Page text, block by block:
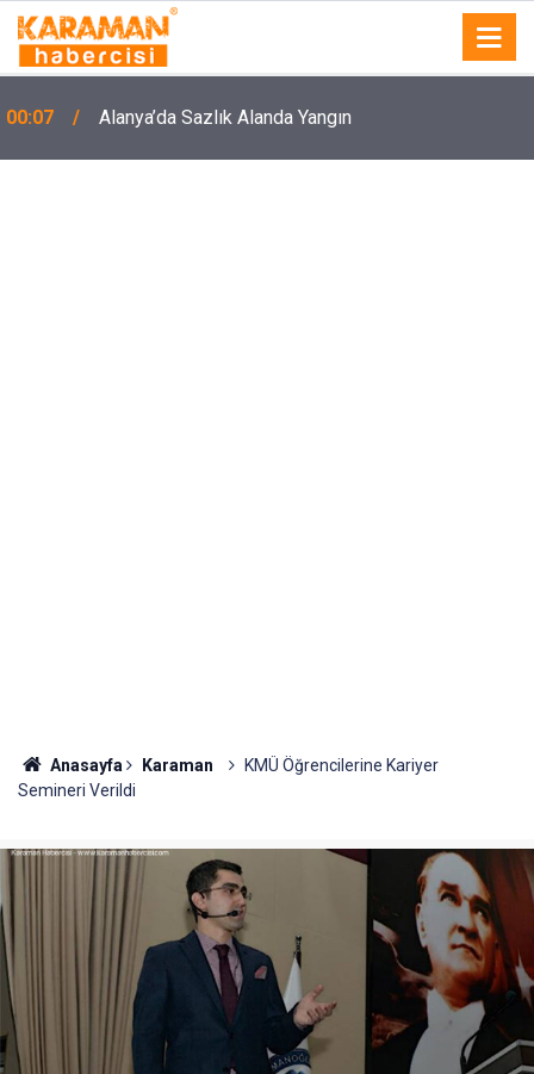
00:07 Alanya’da Sazlık Alanda Yangın
Anasayfa Karaman
KMÜ Öğrencilerine Kariyer
Semineri Verildi